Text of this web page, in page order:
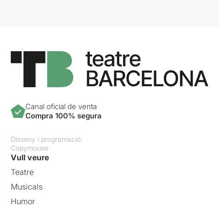
Canal oficial de venta
Compra 100% segura
Disseny i programació:
Copymouse
Vull veure
Teatre
Musicals
Humor